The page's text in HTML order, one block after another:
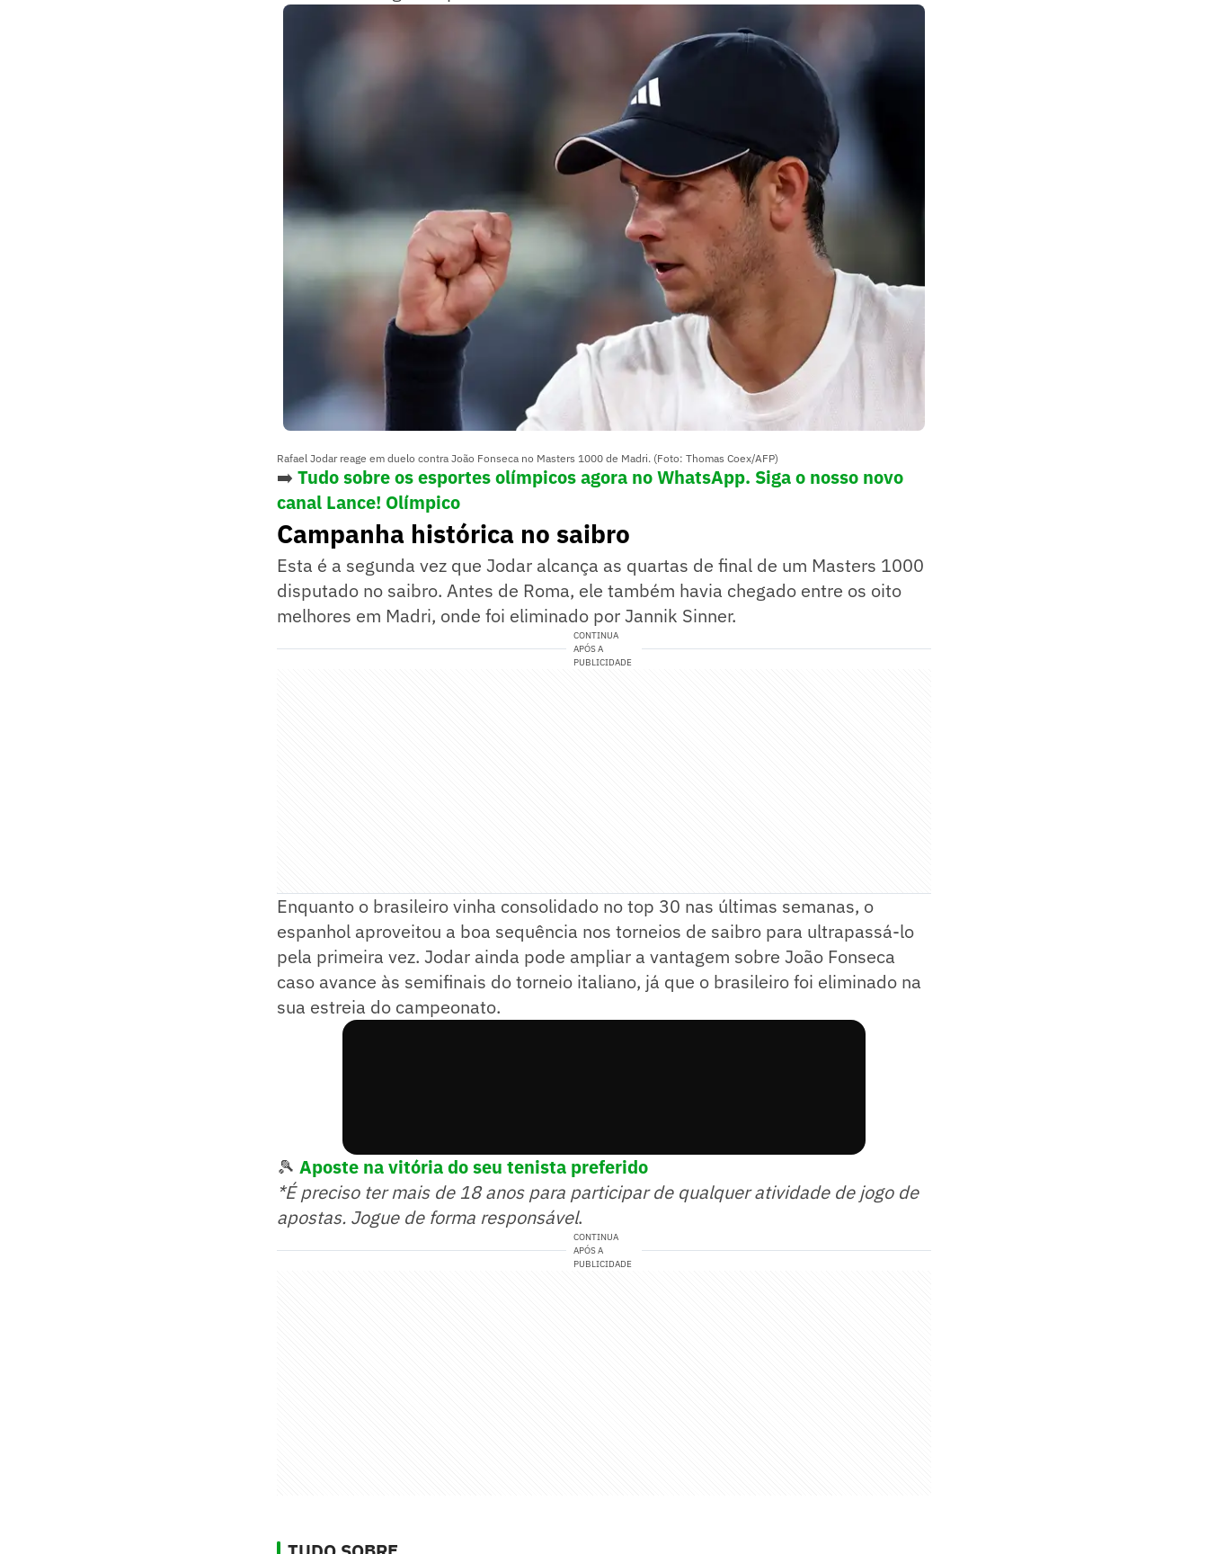
Rafael Jodar reage em duelo contra João Fonseca no Masters 1000 de Madri. (Foto: Thomas Coex/AFP)
➡️ Tudo sobre os esportes olímpicos agora no WhatsApp. Siga o nosso novo
canal Lance! Olímpico
Campanha histórica no saibro
Esta é a segunda vez que Jodar alcança as quartas de final de um Masters 1000
disputado no saibro. Antes de Roma, ele também havia chegado entre os oito
melhores em Madri, onde foi eliminado por Jannik Sinner.
CONTINUA
APÓS A
PUBLICIDADE
Enquanto o brasileiro vinha consolidado no top 30 nas últimas semanas, o
espanhol aproveitou a boa sequência nos torneios de saibro para ultrapassá-lo
pela primeira vez. Jodar ainda pode ampliar a vantagem sobre João Fonseca
caso avance às semifinais do torneio italiano, já que o brasileiro foi eliminado na
sua estreia do campeonato.
🎾 Aposte na vitória do seu tenista preferido
*É preciso ter mais de 18 anos para participar de qualquer atividade de jogo de
apostas. Jogue de forma responsável.
CONTINUA
APÓS A
PUBLICIDADE